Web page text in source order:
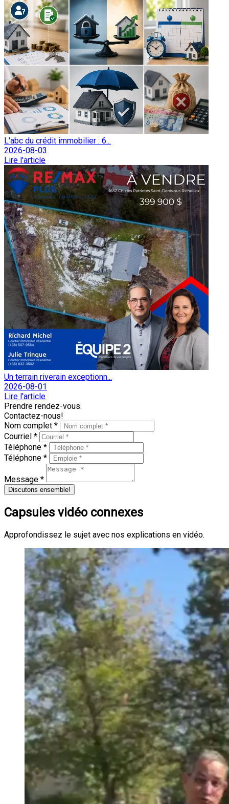
L'abc du crédit immobilier : 6...
2026-08-03
Lire l'article
Un terrain riverain exceptionn...
2026-08-01
Lire l'article
Prendre rendez-vous.
Contactez-nous!
Nom complet *
Courriel *
Téléphone *
Téléphone *
Message *
Discutons ensemble!
Capsules vidéo connexes
Approfondissez le sujet avec nos explications en vidéo.